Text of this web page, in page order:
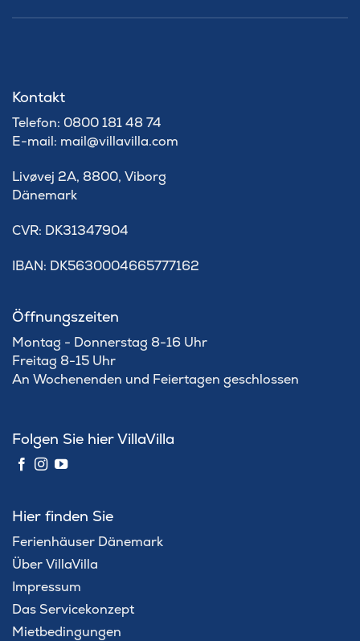
Kontakt
Telefon: 0800 181 48 74
E-mail: mail@villavilla.com
Livøvej 2A, 8800, Viborg
Dänemark
​CVR: DK31347904
IBAN: DK5630004665777162
Öffnungszeiten
Montag - Donnerstag 8-16 Uhr
Freitag 8-15 Uhr
An Wochenenden und Feiertagen geschlossen
Folgen Sie hier VillaVilla
Hier finden Sie
Ferienhäuser Dänemark
Über VillaVilla
Impressum
Das Servicekonzept
Mietbedingungen